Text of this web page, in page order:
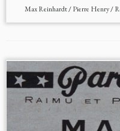
Max Reinhardt/Pierre Henry/